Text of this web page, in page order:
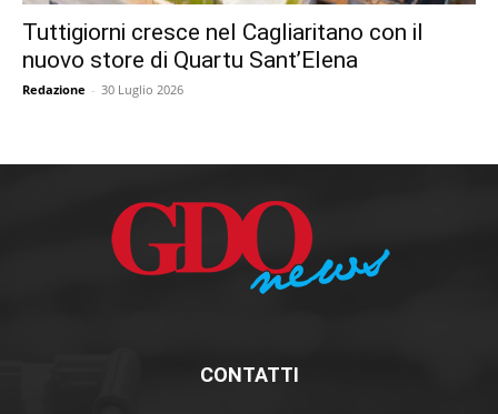
Tuttigiorni cresce nel Cagliaritano con il
nuovo store di Quartu Sant’Elena
Redazione - 30 Luglio 2026
CONTATTI